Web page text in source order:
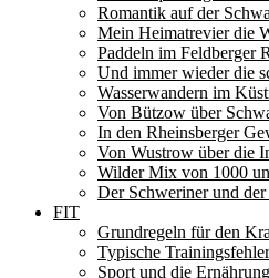
Romantik auf der
Mein Heimatrevier die
Paddeln im Feldberger
Und immer wieder die
Wasserwandern im
Von Bützow über
In den Rheinsberger
Von Wustrow über die
Wilder Mix von 1000
Der Schweriner und der
FIT
Grundregeln für den
Typische Trainingsfehler
Sport und die Ernährung